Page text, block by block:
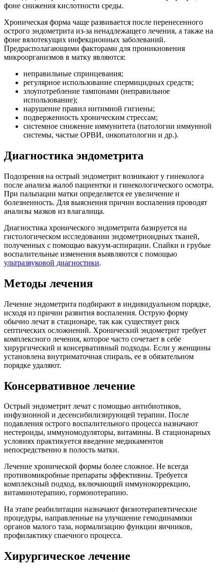
фоне снижения кислотности среды.
Хроническая форма чаще развивается после перенесенного
острого эндометрита из-за ненадлежащего лечения, а также на
фоне вялотекущих инфекционных заболеваний.
Предрасполагающими факторами для проникновения
микроорганизмов в матку являются:
неправильные спринцевания;
регулярное использование спермицидных средств;
злоупотребление тампонами (неправильное
использование);
нарушение правил интимной гигиены;
подверженность хроническим стрессам;
системное снижение иммунитета (патологии иммунной
системы, частые ОРВИ, онкопатологии и др.).
Диагностика эндометрита
Подозрения на острый эндометрит возникают у гинеколога
после анализа жалоб пациентки и гинекологического осмотра.
При пальпации матки определяется ее увеличение и
болезненность. Для выяснения причин воспаления проводят
анализы мазков из влагалища.
Диагностика хронического эндометрита базируется на
гистологическом исследовании эндометриоидных тканей,
полученных с помощью вакуум-аспирации. Спайки и грубые
воспалительные изменения выявляются с помощью
ультразвуковой диагностики.
Методы лечения
Лечение эндометрита подбирают в индивидуальном порядке,
исходя из причин развития воспаления. Острую форму
обычно лечат в стационаре, так как существует риск
септических осложнений. Хронический эндометрит требует
комплексного лечения, которое часто сочетает в себе
хирургический и консервативный подходы. Если у женщины
установлена внутриматочная спираль, ее в обязательном
порядке удаляют.
Консервативное лечение
Острый эндометрит лечат с помощью антибиотиков,
инфузионной и десенсибилизирующей терапии. После
подавления острого воспалительного процесса назначают
нестероиды, иммуномодуляторы, витамины. В стационарных
условиях практикуется введение медикаментов
непосредственно в полость матки.
Лечение хронической формы более сложное. Не всегда
противомикробные препараты эффективны. Требуется
комплексный подход, включающий иммунокоррекцию,
витаминотерапию, гормонотерапию.
На этапе реабилитации назначают физиотерапевтические
процедуры, направленные на улучшение гемодинамики
органов малого таза, нормализацию функции яичников,
профилактику спаечного процесса.
Хирургическое лечение